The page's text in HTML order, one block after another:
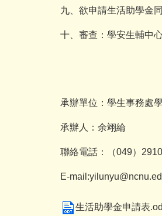
九、欲申請生活助學金
十、審查：學安生輔中
承辦單位：學生事務處
承辦人：余翊綸
聯絡電話：（049）
E-
生活助學金申請表